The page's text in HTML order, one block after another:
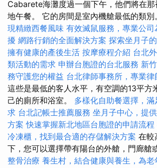
Cabarete海灘度過一個下午，他們將在
地午餐。 它的房間是室內機艙最低的類別
現精緻西餐風味 有效滅鼠服務，專業公
擾 網路行銷的全面解決方案 探索坐月子
擁有健康的產後生活 按摩療程介紹 台北
類活動的需求 申辦台胞證的台北服務 新
務守護您的權益 台北律師事務所，專業
這些是最低的客人水平，有空調的13平方
己的廁所和浴室。 多樣化自助餐選擇，
求 台北記帳士推薦服務 坐月子中心，提
方案 快速掌握新北地區台胞證的申請流程
冷凍櫃，找到最合適的存儲解決方案 在較
下，您可以選擇帶有陽台的外艙，門廊艙
整骨治療 養生村，結合健康與養生，為